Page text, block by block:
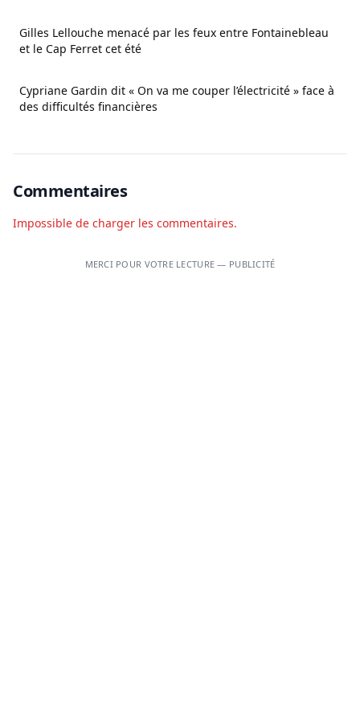
Gilles Lellouche menacé par les feux entre Fontainebleau
et le Cap Ferret cet été
Cypriane Gardin dit « On va me couper l’électricité » face à
des difficultés financières
Commentaires
Impossible de charger les commentaires.
MERCI POUR VOTRE LECTURE — PUBLICITÉ